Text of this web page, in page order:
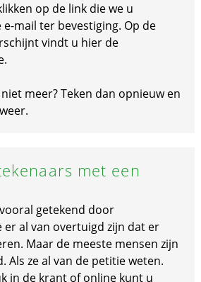
op de link die we u
mail ter bevestiging. Op de
vindt u hier de
meer? Teken dan opnieuw en
met een
getekend door
er al van overtuigd zijn dat er
Maar de meeste mensen zijn
Als ze al van de petitie weten.
in de krant of online kunt u